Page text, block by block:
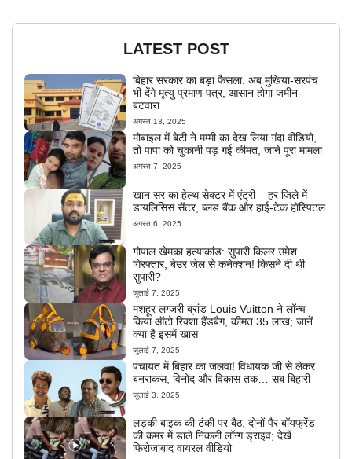
LATEST POST
बिहार सरकार का बड़ा फैसला: अब मुखिया-सरपंच
भी देंगे मृत्यु प्रमाण पत्र, आसान होगा जमीन-
बंटवारा
अगस्त 13, 2025
मोबाइल में बेटी ने मम्मी का देख लिया गंदा वीडियो,
तो पापा को चुकानी पड़ गई कीमत; जाने पूरा मामला
अगस्त 7, 2025
खान सर का हेल्थ सेक्टर में एंट्री – हर जिले में
डायलिसिस सेंटर, ब्लड बैंक और हाई-टेक हॉस्पिटल
अगस्त 6, 2025
गोपाल खेमका हत्याकांड: सुपारी किलर उमेश
गिरफ्तार, बेउर जेल से कनेक्शन! किसने दी थी
सुपारी?
जुलाई 7, 2025
मशहूर लग्जरी ब्रांड Louis Vuitton ने लॉन्च
किया ऑटो रिक्शा हैंडबैग, कीमत 35 लाख; जानें
क्या है इसमें खास
जुलाई 7, 2025
पंचायत में बिहार का जलवा! विधायक जी से लेकर
बनराकस, विनोद और विकास तक… सब बिहारी
जुलाई 3, 2025
लड़की बाइक की टंकी पर बैठ, दोनों पैर बॉयफ्रेंड
की कमर में डाले निकली लॉन्ग ड्राइव; देखें
फिरोजाबाद वायरल वीडियो